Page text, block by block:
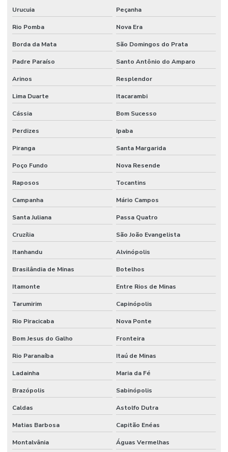
Urucuia Peçanha
Rio Pomba Nova Era
Borda da Mata São Domingos do Prata
Padre Paraíso Santo Antônio do Amparo
Arinos Resplendor
Lima Duarte Itacarambi
Cássia Bom Sucesso
Perdizes Ipaba
Piranga Santa Margarida
Poço Fundo Nova Resende
Raposos Tocantins
Campanha Mário Campos
Santa Juliana Passa Quatro
Cruzília São João Evangelista
Itanhandu Alvinópolis
Brasilândia de Minas Botelhos
Itamonte Entre Rios de Minas
Tarumirim Capinópolis
Rio Piracicaba Nova Ponte
Bom Jesus do Galho Fronteira
Rio Paranaíba Itaú de Minas
Ladainha Maria da Fé
Brazópolis Sabinópolis
Caldas Astolfo Dutra
Matias Barbosa Capitão Enéas
Montalvânia Águas Vermelhas